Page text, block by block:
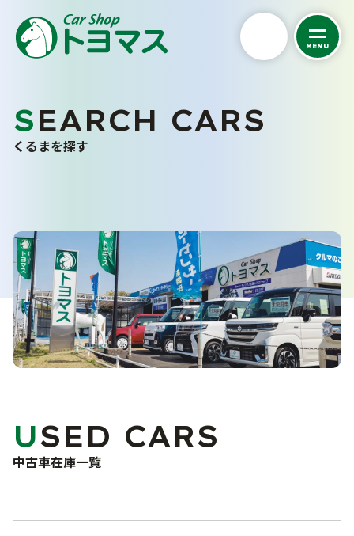
MENU
トヨマスクオリティ
お客さまの声
採用情報
くるまを探す
バリューパック
くるま買い取り査定
ご購入から納車まで
カーケア
車検
点検・一般修理
サポート
よくあるご質問
SEARCH CARS
くるまを探す
USED CARS
中古車在庫一覧